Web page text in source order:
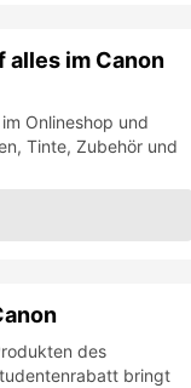
alles im Canon
Onlineshop und
Tinte, Zubehör und
des
bringt